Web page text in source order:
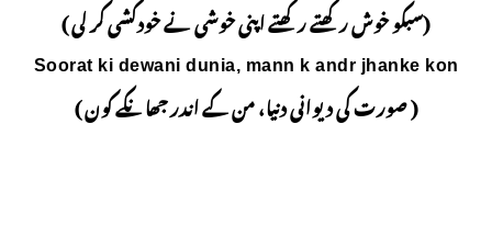
خوشی نے خودکشی کر لی )
Soorat ki dewani dunia,
کے اندر جھانکے کون )